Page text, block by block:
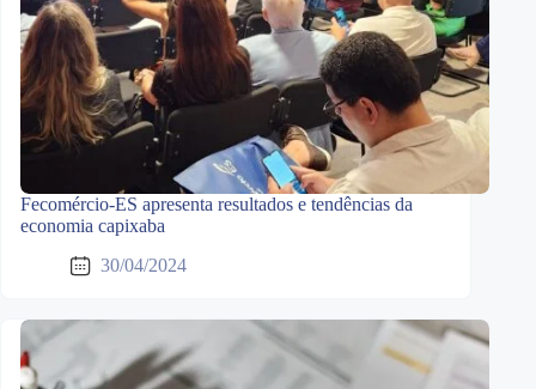
Fecomércio-ES apresenta resultados e tendências da
economia capixaba
30/04/2024